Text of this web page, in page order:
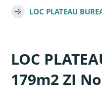
LOC PLATEAU
LOC
179m2 ZI